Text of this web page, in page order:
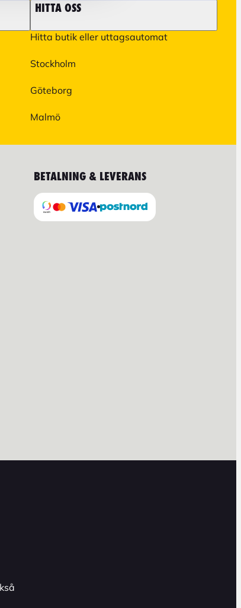
HITTA OSS
Hitta butik eller uttagsautomat
Stockholm
Göteborg
Malmö
BETALNING & LEVERANS